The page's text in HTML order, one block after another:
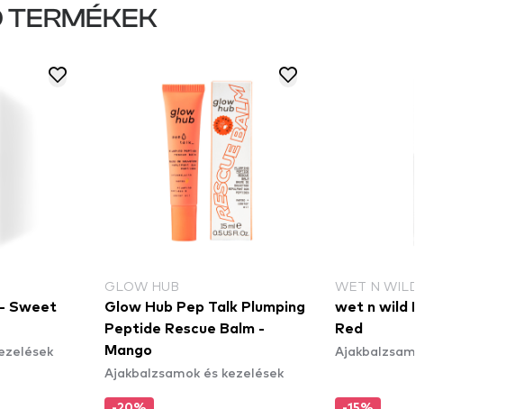
Sweet
GLOW HUB
Glow Hub Pep Talk Plumping
Peptide Rescue Balm -
Mango
Ajakbalzsamok és kezelések
WET N WILD
wet n wild Lip Oil - Heart
Red
Ajakbalzsamok és kezelések